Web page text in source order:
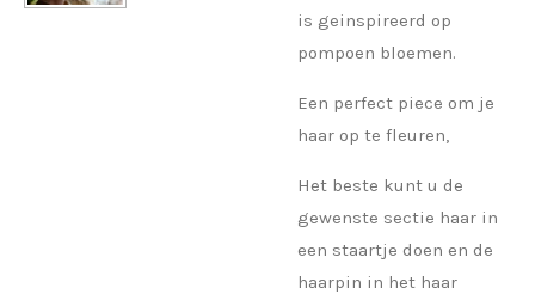
is geinspireerd op
pompoen bloemen.
Een perfect piece om je
haar op te fleuren,
Het beste kunt u de
gewenste sectie haar in
een staartje doen en de
haarpin in het haar